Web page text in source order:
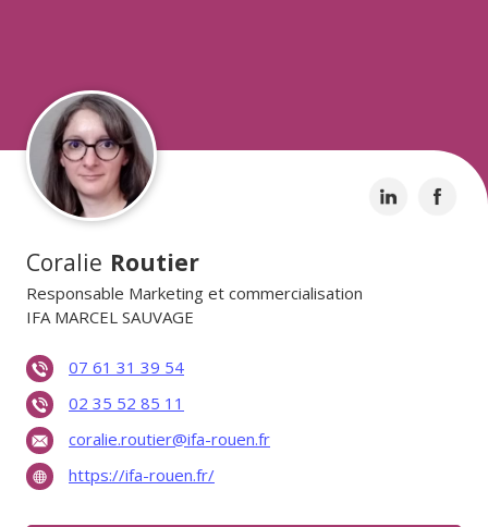
Coralie Routier
Responsable Marketing et commercialisation
IFA MARCEL SAUVAGE
07 61 31 39 54
02 35 52 85 11
coralie.routier@ifa-rouen.fr
https://ifa-rouen.fr/